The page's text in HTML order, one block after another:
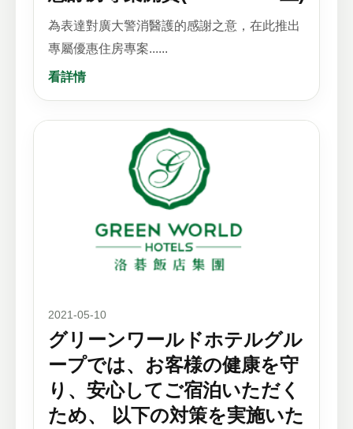
為表達對廣大警消醫護的感謝之意，在此推出
專屬優惠住房專案......
看詳情
2021-05-10
グリーンワールドホテルグル
ープでは、お客様の健康を守
り、安心してご宿泊いただく
ため、 以下の対策を実施いた